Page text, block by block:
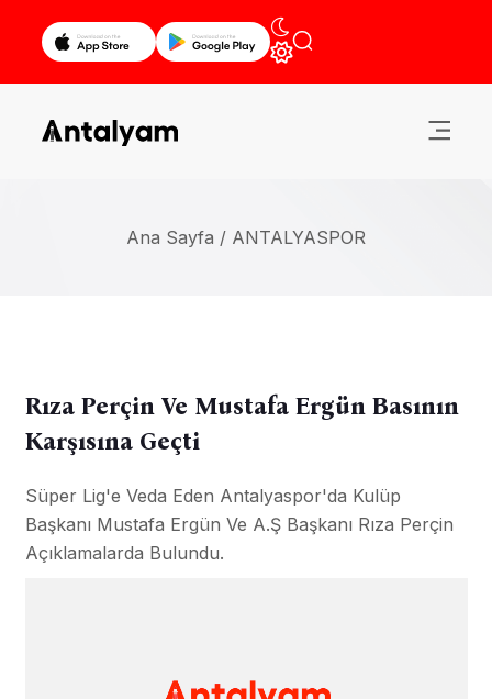
Ana Sayfa / ANTALYASPOR
Rıza Perçin Ve Mustafa Ergün Basının
Karşısına Geçti
Süper Lig'e Veda Eden Antalyaspor'da Kulüp
Başkanı Mustafa Ergün Ve A.Ş Başkanı Rıza Perçin
Açıklamalarda Bulundu.